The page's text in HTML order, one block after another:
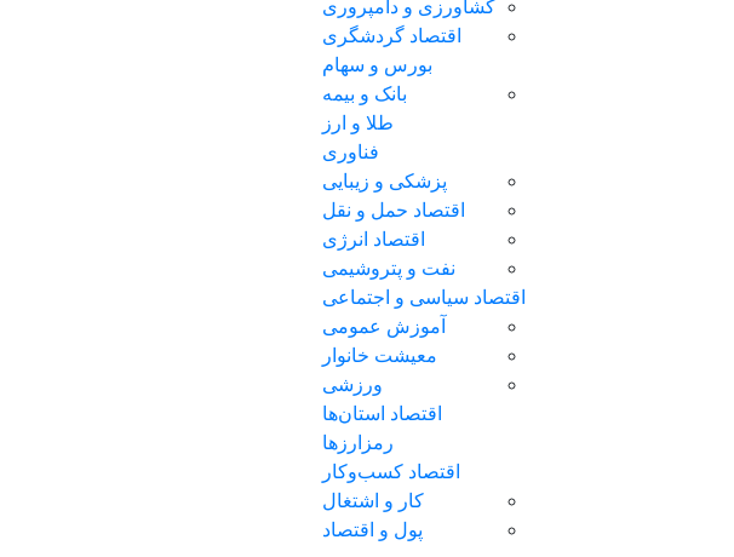
کشاورزی و دامپروری
اقتصاد گردشگری
بورس و سهام
بانک و بیمه
طلا و ارز
فناوری
پزشکی و زیبایی
اقتصاد حمل و نقل
اقتصاد انرژی
نفت و پتروشیمی
اقتصاد سیاسی و اجتماعی
آموزش عمومی
معیشت خانوار
ورزشی
اقتصاد استان‌ها
رمزارزها
اقتصاد کسب‌و‌کار
کار و اشتغال
پول و اقتصاد